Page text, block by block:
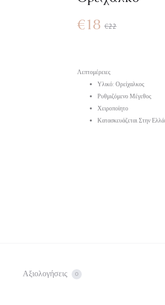
Λεπτομέρειες
Υλικό: Ορείχαλκος
Ρυθμιζόμενο Μέγεθος
Χειροποίητο
Κατασκευάζεται Στην
€22
Original
was:
€22.
€18
Η
τιμή
Αξιολογήσεις 0